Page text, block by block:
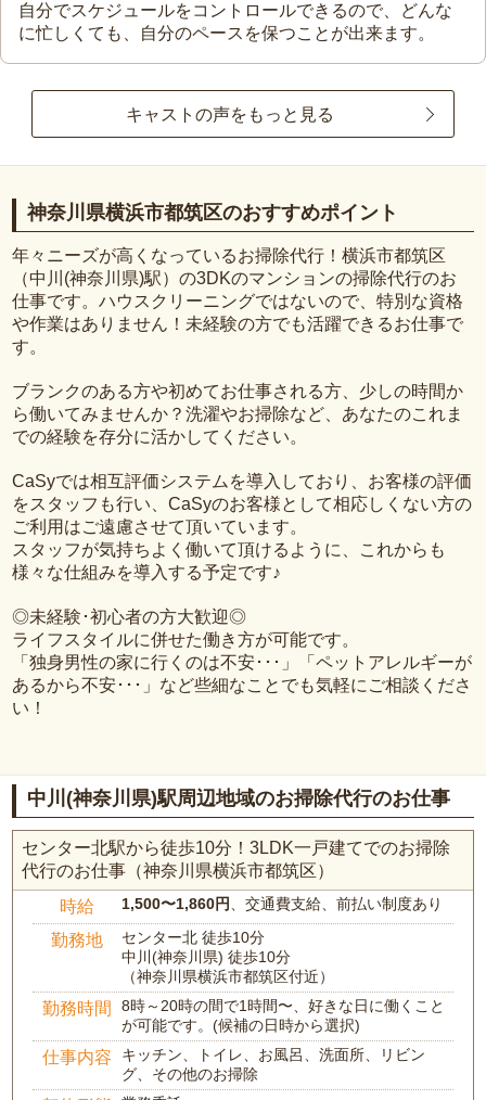
自分でスケジュールをコントロールできるので、どんな
に忙しくても、自分のペースを保つことが出来ます。
キャストの声をもっと見る
神奈川県横浜市都筑区のおすすめポイント
年々ニーズが高くなっているお掃除代行！横浜市都筑区
（中川(神奈川県)駅）の3DKのマンションの掃除代行のお
仕事です。ハウスクリーニングではないので、特別な資格
や作業はありません！未経験の方でも活躍できるお仕事で
す。
ブランクのある方や初めてお仕事される方、少しの時間か
ら働いてみませんか？洗濯やお掃除など、あなたのこれま
での経験を存分に活かしてください。
CaSyでは相互評価システムを導入しており、お客様の評価
をスタッフも行い、CaSyのお客様として相応しくない方の
ご利用はご遠慮させて頂いています。
スタッフが気持ちよく働いて頂けるように、これからも
様々な仕組みを導入する予定です♪
◎未経験･初心者の方大歓迎◎
ライフスタイルに併せた働き方が可能です。
「独身男性の家に行くのは不安･･･」「ペットアレルギーが
あるから不安･･･」など些細なことでも気軽にご相談くださ
い！
中川(神奈川県)駅周辺地域のお掃除代行のお仕事
センター北駅から徒歩10分！3LDK一戸建てでのお掃除
代行のお仕事（神奈川県横浜市都筑区）
時給 1,500〜1,860円、交通費支給、前払い制度あり
勤務地
センター北 徒歩10分
中川(神奈川県) 徒歩10分
（神奈川県横浜市都筑区付近）
勤務時間
8時～20時の間で1時間〜、好きな日に働くこと
が可能です。(候補の日時から選択)
仕事内容
キッチン、トイレ、お風呂、洗面所、リビン
グ、その他のお掃除